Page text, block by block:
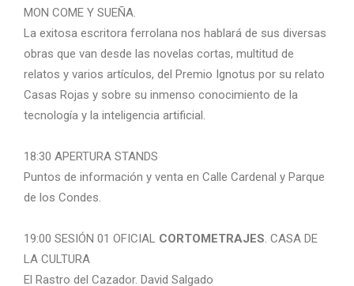
MON COME Y SUEÑA.
La exitosa escritora ferrolana nos hablará de sus diversas
obras que van desde las novelas cortas, multitud de
relatos y varios artículos, del Premio Ignotus por su relato
Casas Rojas y sobre su inmenso conocimiento de la
tecnología y la inteligencia artificial.
18:30 APERTURA STANDS
Puntos de información y venta en Calle Cardenal y Parque
de los Condes.
19:00 SESIÓN 01 OFICIAL CORTOMETRAJES . CASA DE
LA CULTURA
El Rastro del Cazador. David Salgado